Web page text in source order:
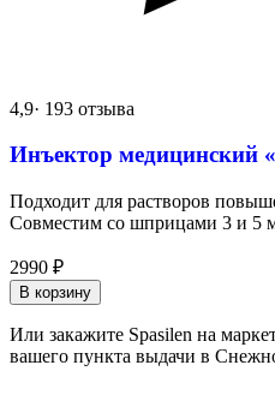
4,9· 193 отзыва
Инъектор медицинский
Подходит для растворов
Совместим со шприцами 3 и 5
2990 ₽
В корзину
Или закажите Spasilen на
вашего пункта выдачи в